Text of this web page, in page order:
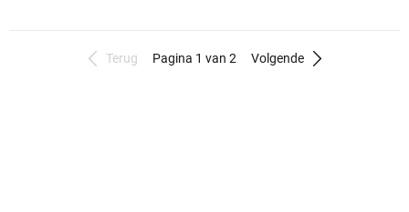
Terug Pagina 1 van 2 Volgende